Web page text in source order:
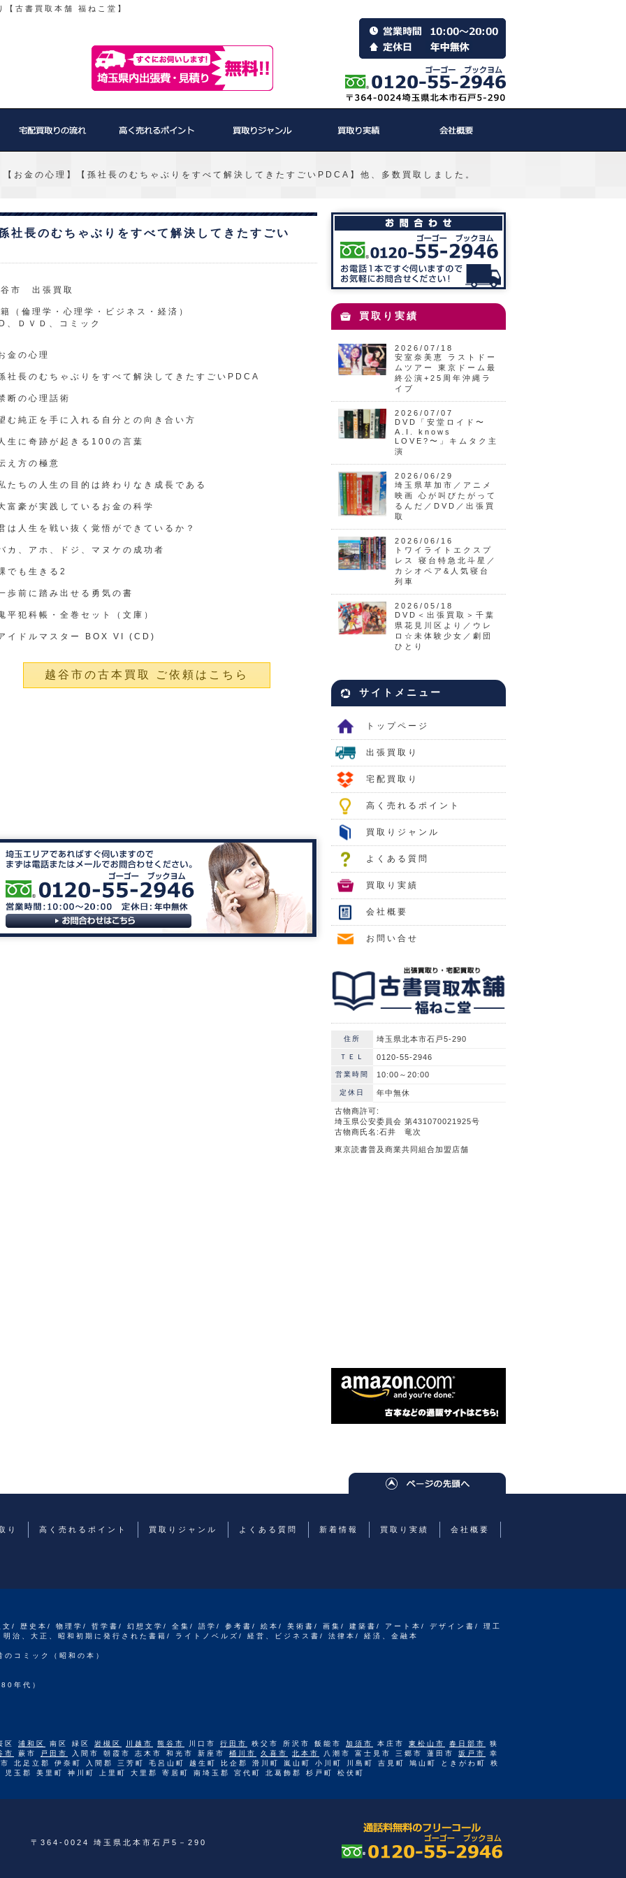
古書買取本舗 福ねこ堂】
お金の心理】【孫社長のむちゃぶりをすべて解決してきたすごいPDCA】他、多数買取しました。
社長のむちゃぶりをすべて解決してきたすごい
市 出張買取
（倫理学・心理学・ビジネス・経済）
、ＤＶＤ、コミック
金の心理
社長のむちゃぶりをすべて解決してきたすごいPDCA
断の心理話術
む純正を手に入れる自分との向き合い方
生に奇跡が起きる100の言葉
え方の極意
たちの人生の目的は終わりなき成長である
富豪が実践しているお金の科学
は人生を戦い抜く覚悟ができているか？
カ、アホ、ドジ、マヌケの成功者
でも生きる2
歩前に踏み出せる勇気の書
平犯科帳・全巻セット（文庫）
イドルマスター BOX VI (CD)
越谷市の古本買取 ご依頼はこちら
買取り実績
2026/07/18
安室奈美恵 ラストドー
ムツアー 東京ドーム最
終公演+25周年沖縄ラ
イブ
2026/07/07
DVD「安堂ロイド〜
A.I. knows
LOVE?〜」キムタク主
演
2026/06/29
埼玉県草加市／アニメ
映画 心が叫びたがって
るんだ／DVD／出張買
取
2026/06/16
トワイライトエクスプ
レス 寝台特急北斗星／
カシオペア&人気寝台
列車
2026/05/18
DVD＜出張買取＞千葉
県花見川区より／ウレ
ロ☆未体験少女／劇団
ひとり
サイトメニュー
トップページ
出張買取り
宅配買取り
高く売れるポイント
買取りジャンル
よくある質問
買取り実績
会社概要
お問い合せ
住所 埼玉県北本市石戸5-290
ＴＥＬ 0120-55-2946
営業時間 10:00～20:00
定休日 年中無休
古物商許可:
埼玉県公安委員会 第431070021925号
古物商氏名:石井 竜次
東京読書普及商業共同組合加盟店舗
り 高く売れるポイント 買取りジャンル よくある質問 新着情報 買取り実績 会社概要
/ 歴史本/ 物理学/ 哲学書/ 幻想文学/ 全集/ 語学/ 参考書/ 絵本/ 美術書/ 画集/ 建築書/ アート本/ デザイン書/ 理工
、大正、昭和初期に発行された書籍/ ライトノベルズ/ 経営、ビジネス書/ 法律本/ 経済、金融本
コミック（昭和の本）
年代）
区 浦和区 南区 緑区 岩槻区 川越市 熊谷市 川口市 行田市 秩父市 所沢市 飯能市 加須市 本庄市 東松山市 春日部市
狭
市
蕨市 戸田市 入間市 朝霞市 志木市 和光市 新座市 桶川市 久喜市 北本市 八潮市 富士見市 三郷市 蓮田市 坂戸市
幸
北足立郡 伊奈町 入間郡 三芳町 毛呂山町 越生町 比企郡 滑川町 嵐山町 小川町 川島町 吉見町 鳩山町 ときがわ町 秩
玉郡 美里町 神川町 上里町 大里郡 寄居町 南埼玉郡 宮代町 北葛飾郡 杉戸町 松伏町
〒364-0024 埼玉県北本市石戸5－290